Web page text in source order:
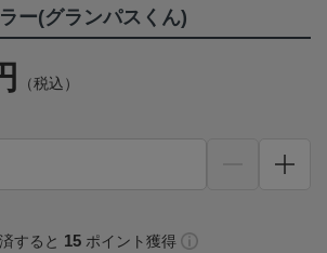
ー(グランパスくん)
（税込）
すると 15 ポイント獲得